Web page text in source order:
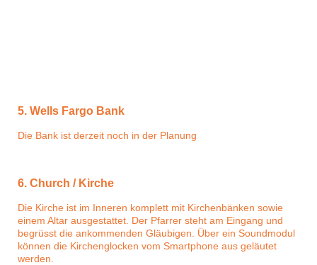
5. Wells Fargo Bank
Die Bank ist derzeit noch in der Planung
6. Church / Kirche
Die Kirche ist im Inneren komplett mit Kirchenbänken sowie
einem Altar ausgestattet. Der Pfarrer steht am Eingang und
begrüsst die ankommenden Gläubigen. Über ein Soundmodul
können die Kirchenglocken vom Smartphone aus geläutet
werden.